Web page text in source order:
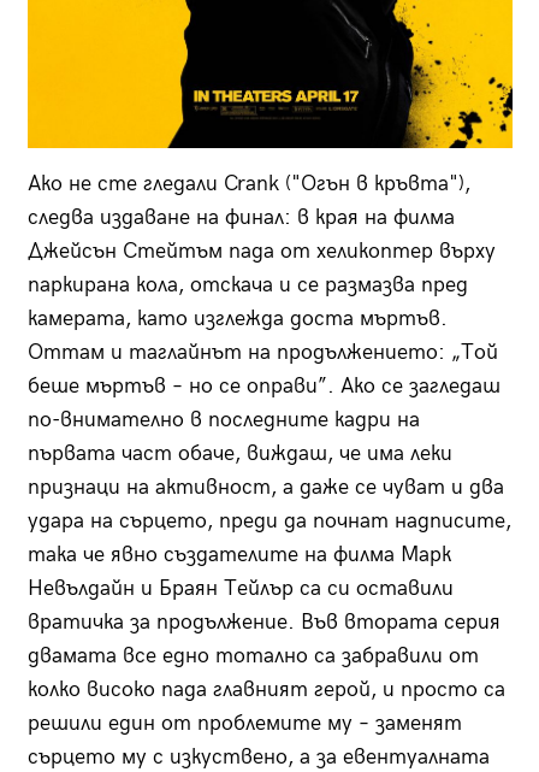
Ако не сте гледали Crank ("Огън в кръвта"),
следва издаване на финал: в края на филма
Джейсън Стейтъм пада от хеликоптер върху
паркирана кола, отскача и се размазва пред
камерата, като изглежда доста мъртъв.
Оттам и таглайнът на продължението: „Той
беше мъртъв – но се оправи”. Ако се загледаш
по-внимателно в последните кадри на
първата част обаче, виждаш, че има леки
признаци на активност, а даже се чуват и два
удара на сърцето, преди да почнат надписите,
така че явно създателите на филма Марк
Невълдайн и Браян Тейлър са си оставили
вратичка за продължение. Във втората серия
двамата все едно тотално са забравили от
колко високо пада главният герой, и просто са
решили един от проблемите му – заменят
сърцето му с изкуствено, а за евентуалната